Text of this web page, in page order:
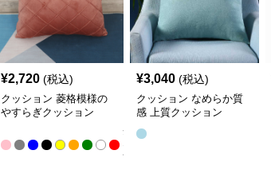
¥2,720 (税込)
クッション 菱格模様の
やすらぎクッション
全
色
¥3,040 (税込)
クッション なめらか質
感 上質クッション